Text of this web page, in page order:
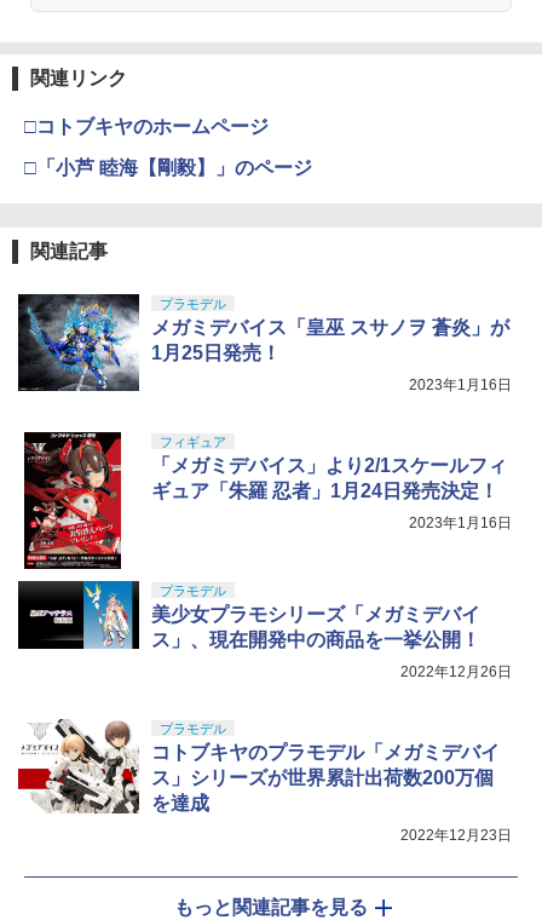
ョール ヘアバンド ヘッドバンド ターバ
ン ドゥーラグ ネッカーチーフ 手拭い
1300発 エアガン用BB弾 サバゲー
￥1,140
202B](JAN：63934223146)
ーツメッキフロントグリル19115325
4
52TOYS BLINDBOX ディズニー プリン
セス On the Run シリーズ ブラインドボ
ックス フィギュア ガチャガチャ コレク
5
【POP MART 公式ストア】THE MONS
るみペンダント 【1ピース】 エナジーラ
ちゃ ガチャガチャ プラモデル ギフト 推
し活 ポプマ 正規品
4
マックスファクトリー PLAMATEA MX
ちゃん 組み立て式プラモデル ノンスケ
ール 全高約160mm
5
HG 機動戦士ガンダム00 グラハム専用ユ
ニオンフラッグカスタム 1/144スケール
色分け済みプラモデル
4
￥2,666
5
￥3,815
￥2,600
5
体彫刻 耐久 繰返し ハンドメイドネイル
(Bタイプ)
￥499
関連リンク
□コトブキヤのホームページ
□「小芦 睦海【剛毅】」のページ
関連記事
プラモデル
メガミデバイス「皇巫 スサノヲ 蒼炎」が
1月25日発売！
2023年1月16日
フィギュア
「メガミデバイス」より2/1スケールフィ
ギュア「朱羅 忍者」1月24日発売決定！
2023年1月16日
プラモデル
美少女プラモシリーズ「メガミデバイ
ス」、現在開発中の商品を一挙公開！
2022年12月26日
プラモデル
コトブキヤのプラモデル「メガミデバイ
ス」シリーズが世界累計出荷数200万個
を達成
2022年12月23日
もっと関連記事を見る